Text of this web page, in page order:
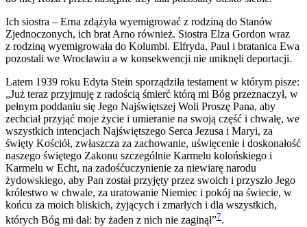
Ich siostra – Erna zdążyła wyemigrować z rodziną do Stanów
Zjednoczonych, ich brat Arno również. Siostra Elza Gordon wraz
z rodziną wyemigrowała do Kolumbi. Elfryda, Paul i bratanica Ewa
pozostali we Wrocławiu a w konsekwencji nie uniknęli deportacji.
Latem 1939 roku Edyta Stein sporządziła testament w którym pisze:
„Już teraz przyjmuję z radością śmierć którą mi Bóg przeznaczył, w
pełnym poddaniu się Jego Najświętszej Woli Proszę Pana, aby
zechciał przyjąć moje życie i umieranie na swoją część i chwałę, we
wszystkich intencjach Najświętszego Serca Jezusa i Maryi, za
święty Kościół, zwłaszcza za zachowanie, uświęcenie i doskonałość
naszego świętego Zakonu szczególnie Karmelu kolońskiego i
Karmelu w Echt, na zadośćuczynienie za niewiarę narodu
żydowskiego, aby Pan został przyjęty przez swoich i przyszło Jego
królestwo w chwale, za uratowanie Niemiec i pokój na świecie, w
końcu za moich bliskich, żyjących i zmarłych i dla wszystkich,
których Bóg mi dał: by żaden z nich nie zaginął”7.